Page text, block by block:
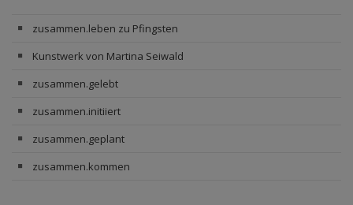
zusammen.leben zu Pfingsten
Kunstwerk von Martina Seiwald
zusammen.gelebt
zusammen.initiiert
zusammen.geplant
zusammen.kommen